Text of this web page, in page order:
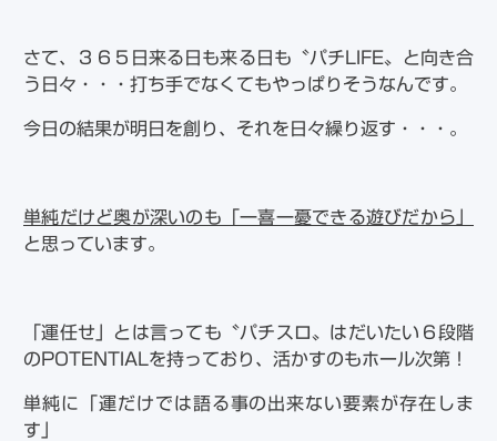
さて、３６５日来る日も来る日も〝パチLIFE〟と向き合
う日々・・・打ち手でなくてもやっぱりそうなんです。
今日の結果が明日を創り、それを日々繰り返す・・・。
単純だけど奥が深いのも「一喜一憂できる遊びだから」
と思っています。
「運任せ」とは言っても〝パチスロ〟はだいたい６段階
のPOTENTIALを持っており、活かすのもホール次第！
単純に「運だけでは語る事の出来ない要素が存在しま
す」